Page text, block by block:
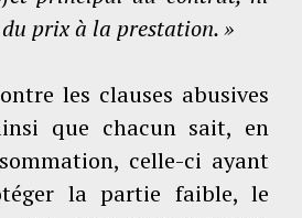
prix à la prestation. »
les clauses abusives
que chacun sait, en
celle-ci ayant
la partie faible, le